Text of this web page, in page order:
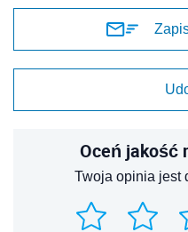
Oceń jakość
Twoja opinia jest